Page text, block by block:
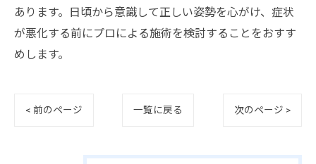
あります。日頃から意識して正しい姿勢を心がけ、症状
が悪化する前にプロによる施術を検討することをおすす
めします。
< 前のページ 一覧に戻る 次のページ >